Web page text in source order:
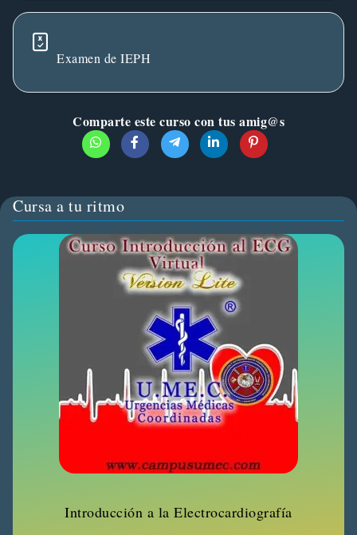
Examen de IEPH
Comparte este curso con tus amig@s
Cursa a tu ritmo
Introducción a la Electrocardiografía